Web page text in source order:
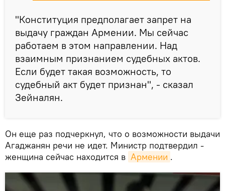
"Конституция предполагает запрет на
выдачу граждан Армении. Мы сейчас
работаем в этом направлении. Над
взаимным признанием судебных актов.
Если будет такая возможность, то
судебный акт будет признан", - сказал
Зейналян.
Он еще раз подчеркнул, что о возможности выдачи
Агаджанян речи не идет. Министр подтвердил -
женщина сейчас находится в Армении .